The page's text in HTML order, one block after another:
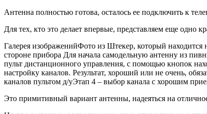
Антенна полностью готова, осталось ее подключить к
Для тех, кто это делает впервые, представляем еще одно
Галерея изображенийФото из Штекер, который находится
стороне прибора Для начала самодельную антенну из
пульт дистанционного управления, с помощью кнопок
настройку каналов. Результат, хороший или не очень,
каналов пультом д/уЭтап 4 – выбор канала с хорошим
Это примитивный вариант антенны, надеяться на